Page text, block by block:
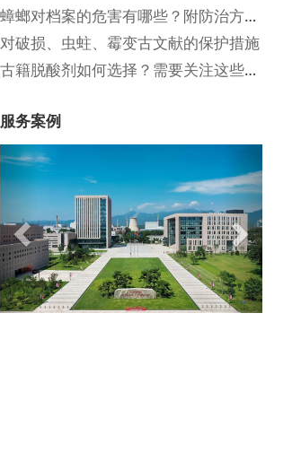
蟑螂对档案的危害有哪些？附防治方法！
对破损、虫蛀、霉变古文献的保护措施
古籍脱酸剂如何选择？需要关注这些点！
服务案例
Previous